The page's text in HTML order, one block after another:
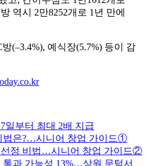
역시 2만8252개로 1년 만에
(–3.4%), 예식장(5.7%) 등이 감
일부터 최대 2배 지급
법은?…시니어 창업 가이드①
선정 비법…시니어 창업 가이드②
통과 가능성 13%…상원 문턱서